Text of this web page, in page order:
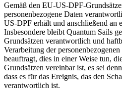
Gemäß den EU-US-DPF-
personenbezogene Daten
US-DPF erhält und anschließend an
Insbesondere bleibt Quantum Sails
Grundsätzen verantwortlich und
Verarbeitung der
beauftragt, dies in einer Weise tun,
Grundsätzen vereinbar ist, es sei
dass es für das Ereignis, das den
verantwortlich ist.